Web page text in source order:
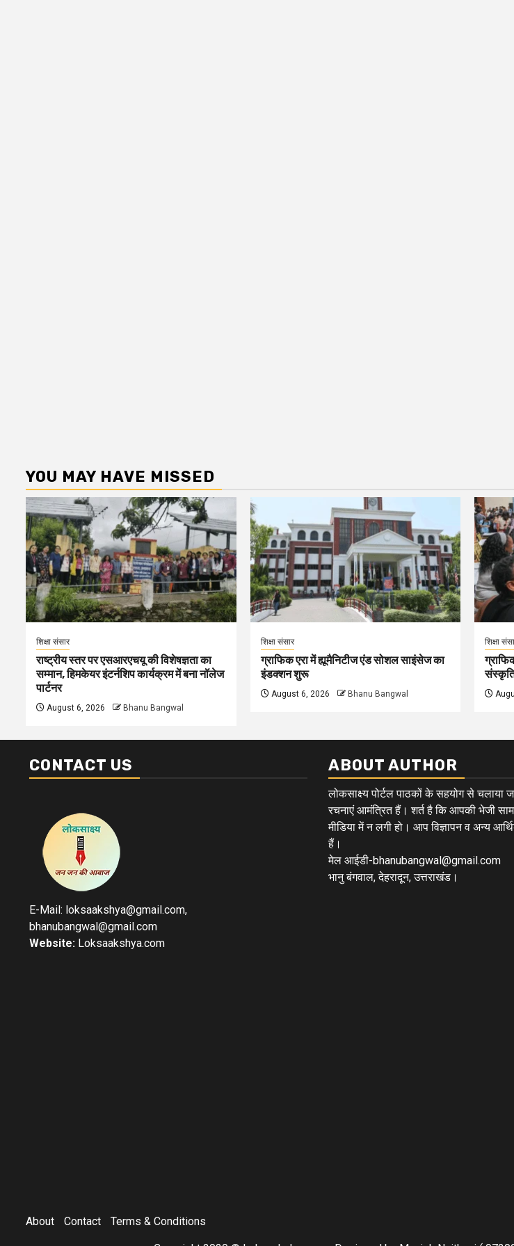
YOU MAY HAVE MISSED
शिक्षा संसार
राष्ट्रीय स्तर पर एसआरएचयू की विशेषज्ञता का
सम्मान, हिमकेयर इंटर्नशिप कार्यक्रम में बना नॉलेज
पार्टनर
August 6, 2026 Bhanu Bangwal
शिक्षा संसार
ग्राफिक एरा में ह्यूमैनिटीज एंड सोशल साइंसेज का
इंडक्शन शुरू
August 6, 2026 Bhanu Bangwal
शिक्षा
CONTACT US
E-Mail: loksaakshya@gmail.com,
bhanubangwal@gmail.com
Website: Loksaakshya.com
ABOUT AUTHOR
लोकसाक्ष्य पोर्टल पाठकों के सहयोग से चलाया
रचनाएं आमंत्रित हैं। शर्त है कि आपकी भेजी
मीडिया में न लगी हो। आप विज्ञापन व अन्य
हैं।
मेल आईडी-bhanubangwal@gmail.com
भानु बंगवाल, देहरादून, उत्तराखंड।
About Contact Terms & Conditions